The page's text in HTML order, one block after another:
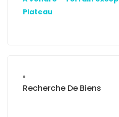
Plateau
Recherche De Biens